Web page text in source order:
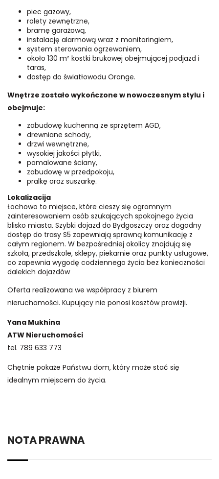
piec gazowy,
rolety zewnętrzne,
bramę garażową,
instalację alarmową wraz z monitoringiem,
system sterowania ogrzewaniem,
około 130 m² kostki brukowej obejmującej podjazd i
taras,
dostęp do światłowodu Orange.
Wnętrze zostało wykończone w nowoczesnym stylu i
obejmuje:
zabudowę kuchenną ze sprzętem AGD,
drewniane schody,
drzwi wewnętrzne,
wysokiej jakości płytki,
pomalowane ściany,
zabudowę w przedpokoju,
pralkę oraz suszarkę.
Lokalizacija
Łochowo to miejsce, które cieszy się ogromnym
zainteresowaniem osób szukających spokojnego życia
blisko miasta. Szybki dojazd do Bydgoszczy oraz dogodny
dostęp do trasy S5 zapewniają sprawną komunikację z
całym regionem. W bezpośredniej okolicy znajdują się
szkoła, przedszkole, sklepy, piekarnie oraz punkty usługowe,
co zapewnia wygodę codziennego życia bez konieczności
dalekich dojazdów
Oferta realizowana we współpracy z biurem
nieruchomości. Kupujący nie ponosi kosztów prowizji.
Yana Mukhina
ATW Nieruchomości
tel. 789 633 773
Chętnie pokaże Państwu dom, który może stać się
idealnym miejscem do życia.
NOTA PRAWNA